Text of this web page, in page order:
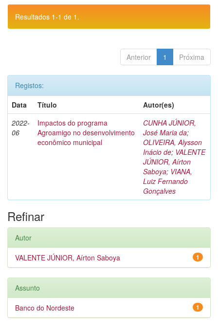
Resultados 1-1 de 1.
Anterior 1 Próxima
Registos:
Data
Título
Autor(es)
2022-
06
Impactos do programa
Agroamigo no desenvolvimento
econômico municipal
CUNHA JÚNIOR,
José Maria da;
OLIVEIRA, Alysson
Inácio de; VALENTE
JÚNIOR, Aírton
Saboya; VIANA,
Luiz Fernando
Gonçalves
Refinar
Autor
1
VALENTE JÚNIOR, Aírton Saboya
Assunto
1
Banco do Nordeste